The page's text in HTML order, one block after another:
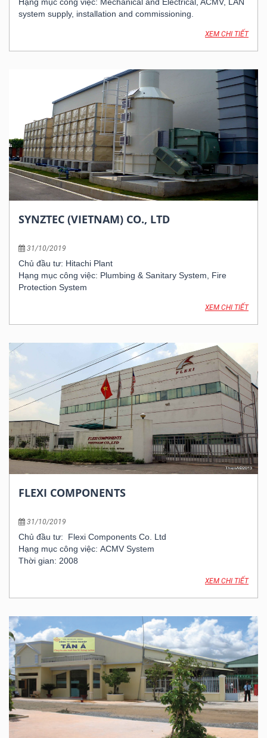
system supply, installation and commissioning.
XEM CHI TIẾT
SYNZTEC (VIETNAM) CO., LTD
31/10/2019
Chủ đầu tư: Hitachi Plant
Hạng mục công việc: Plumbing & Sanitary System, Fire
Protection System
XEM CHI TIẾT
FLEXI COMPONENTS
31/10/2019
Chủ đầu tư: Flexi Components Co. Ltd
Hạng mục công việc: ACMV System
Thời gian: 2008
XEM CHI TIẾT